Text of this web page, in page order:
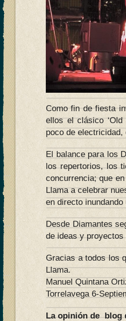
Como fin de fiesta
ellos el clásico ‘Old
poco de
El balance para los
los repertorios, los
concurrencia; que
Llama a celebrar
en directo
Desde Diamantes
de ideas y
Gracias a todos los
Llama.
Manuel Quintana
Torrelavega 6-
La opinión de blog